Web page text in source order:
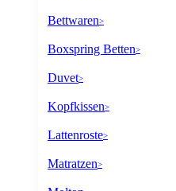
Bettwaren>
Boxspring Betten>
Duvet>
Kopfkissen>
Lattenroste>
Matratzen>